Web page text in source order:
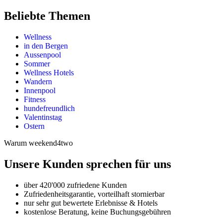
Beliebte Themen
Wellness
in den Bergen
Aussenpool
Sommer
Wellness Hotels
Wandern
Innenpool
Fitness
hundefreundlich
Valentinstag
Ostern
Warum weekend4two
Unsere Kunden sprechen für uns
über 420'000 zufriedene Kunden
Zufriedenheitsgarantie, vorteilhaft stornierbar
nur sehr gut bewertete Erlebnisse & Hotels
kostenlose Beratung, keine Buchungsgebühren